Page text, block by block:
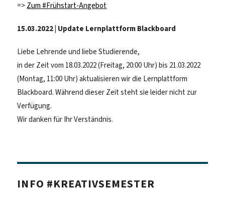
=> Zum #Frühstart-Angebot
15.03.2022 | Update Lernplattform Blackboard
Liebe Lehrende und liebe Studierende,
in der Zeit vom 18.03.2022 (Freitag, 20:00 Uhr) bis 21.03.2022
(Montag, 11:00 Uhr) aktualisieren wir die Lernplattform
Blackboard. Während dieser Zeit steht sie leider nicht zur
Verfügung.
Wir danken für Ihr Verständnis.
INFO #KREATIVSEMESTER